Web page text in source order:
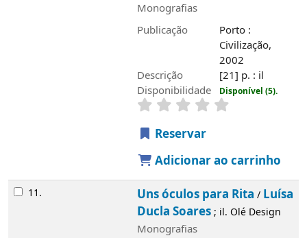
Monografias
Publicação
Porto :
Civilização,
2002
Descrição
[21] p. : il
Disponibilidade
Disponível (5).
Reservar
Adicionar ao carrinho
11. Uns óculos para Rita / Luísa
Ducla Soares; il. Olé Design
Monografias